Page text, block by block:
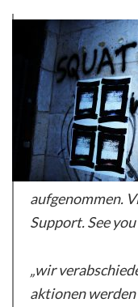
aufgenommen.
Support. See
„wir
aktionen